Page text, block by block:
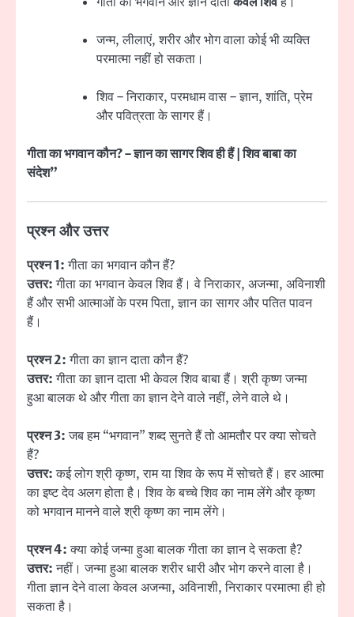
जन्म, लीलाएं, शरीर और भोग वाला कोई भी व्यक्ति
परमात्मा नहीं हो सकता।
शिव – निराकार, परमधाम वास – ज्ञान, शांति, प्रेम
और पवित्रता के सागर हैं।
गीता का भगवान कौन? – ज्ञान का सागर शिव ही हैं | शिव बाबा का
संदेश”
प्रश्न और उत्तर
प्रश्न 1:गीता का भगवान कौन हैं?
उत्तर:गीता का भगवान केवल शिव हैं। वे निराकार, अजन्मा, अविनाशी
हैं और सभी आत्माओं के परम पिता, ज्ञान का सागर और पतित पावन
हैं।
प्रश्न 2:गीता का ज्ञान दाता कौन हैं?
उत्तर:गीता का ज्ञान दाता भी केवल शिव बाबा हैं। श्री कृष्ण जन्मा
हुआ बालक थे और गीता का ज्ञान देने वाले नहीं, लेने वाले थे।
प्रश्न 3:जब हम “भगवान” शब्द सुनते हैं तो आमतौर पर क्या सोचते
हैं?
उत्तर:कई लोग श्री कृष्ण, राम या शिव के रूप में सोचते हैं। हर आत्मा
का इष्ट देव अलग होता है। शिव के बच्चे शिव का नाम लेंगे और कृष्ण
को भगवान मानने वाले श्री कृष्ण का नाम लेंगे।
प्रश्न 4:क्या कोई जन्मा हुआ बालक गीता का ज्ञान दे सकता है?
उत्तर:नहीं। जन्मा हुआ बालक शरीर धारी और भोग करने वाला है।
गीता ज्ञान देने वाला केवल अजन्मा, अविनाशी, निराकार परमात्मा ही हो
सकता है।